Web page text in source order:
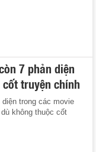
7 phản diện
truyện chính
diện trong các movie
không thuộc cốt